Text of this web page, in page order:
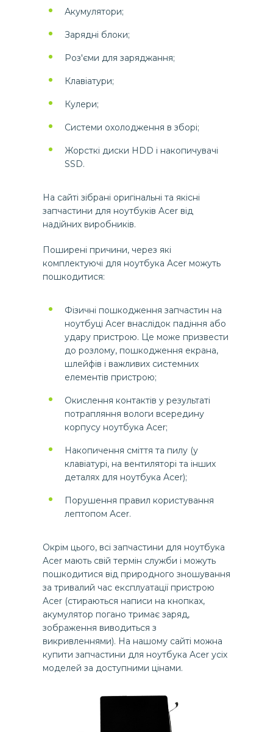
Акумулятори;
Зарядні блоки;
Роз'єми для заряджання;
Клавіатури;
Кулери;
Системи охолодження в зборі;
Жорсткі диски HDD і накопичувачі
SSD.
На сайті зібрані оригінальні та якісні
запчастини для ноутбуків Acer від
надійних виробників.
Поширені причини, через які
комплектуючі для ноутбука Acer можуть
пошкодитися:
Фізичні пошкодження запчастин на
ноутбуці Acer внаслідок падіння або
удару пристрою. Це може призвести
до розлому, пошкодження екрана,
шлейфів і важливих системних
елементів пристрою;
Окислення контактів у результаті
потрапляння вологи всередину
корпусу ноутбука Acer;
Накопичення сміття та пилу (у
клавіатурі, на вентиляторі та інших
деталях для ноутбука Acer);
Порушення правил користування
лептопом Acer.
Окрім цього, всі запчастини для ноутбука
Acer мають свій термін служби і можуть
пошкодитися від природного зношування
за тривалий час експлуатації пристрою
Acer (стираються написи на кнопках,
акумулятор погано тримає заряд,
зображення виводиться з
викривленнями). На нашому сайті можна
купити запчастини для ноутбука Acer усіх
моделей за доступними цінами.